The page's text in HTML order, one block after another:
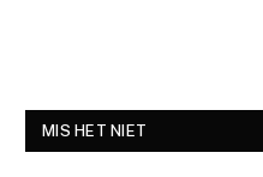
MIS HET NIET